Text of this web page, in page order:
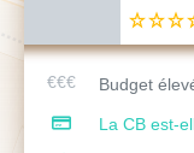
Budget
La CB est-